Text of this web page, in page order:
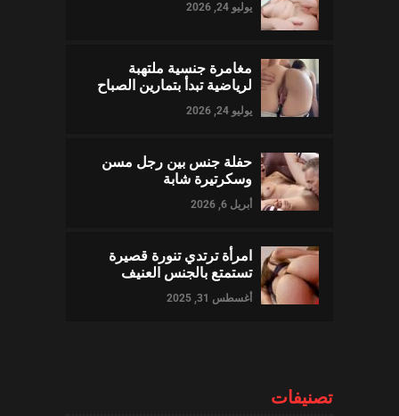
يوليو 24, 2026
مغامرة جنسية ملتهبة
لرياضية تبدأ بتمارين الصباح
يوليو 24, 2026
حفلة جنس بين رجل مسن
وسكرتيرة شابة
أبريل 6, 2026
امرأة ترتدي تنورة قصيرة
تستمتع بالجنس العنيف
أغسطس 31, 2025
تصنيفات